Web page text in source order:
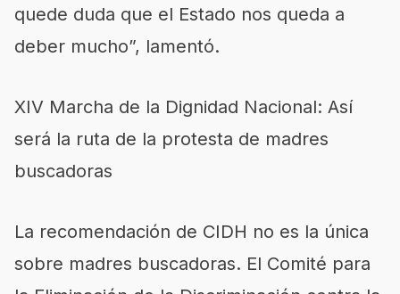
quede duda que el Estado nos queda a
deber mucho”, lamentó.
XIV Marcha de la Dignidad Nacional: Así
será la ruta de la protesta de madres
buscadoras
La recomendación de CIDH no es la única
sobre madres buscadoras. El Comité para